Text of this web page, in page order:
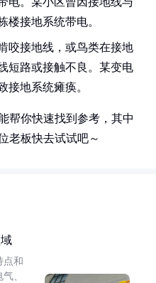
楼接地系统带电。
咬接地线，或鸟类在接地
短路或接触不良。某变电
接地系统瘫痪。
帮你快速找到参考，其中
老板快去试试吧～
点和
、